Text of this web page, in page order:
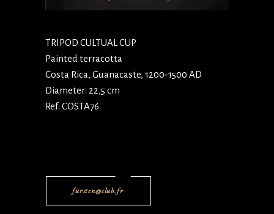
TRIPOD CULTUAL CUP
Painted terracotta
Costa Rica, Guanacaste, 1200-1500 AD
Diameter: 22,5 cm
Ref: COSTA76
fursten@club.fr